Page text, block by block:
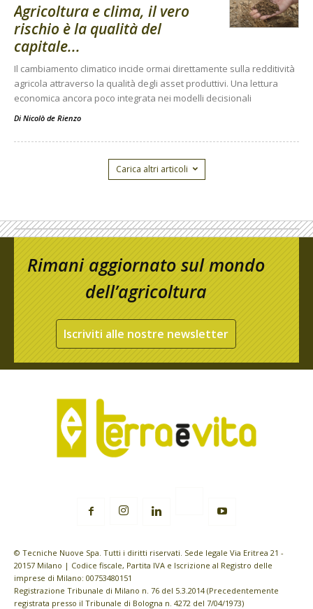
Agricoltura e clima, il vero
rischio è la qualità del
capitale...
Il cambiamento climatico incide ormai direttamente sulla redditività
agricola attraverso la qualità degli asset produttivi. Una lettura
economica ancora poco integrata nei modelli decisionali
Di Nicolò de Rienzo
Carica altri articoli
Rimani aggiornato sul mondo
dell’agricoltura
Iscriviti alle nostre newsletter
© Tecniche Nuove Spa. Tutti i diritti riservati. Sede legale Via Eritrea 21 -
20157 Milano | Codice fiscale, Partita IVA e Iscrizione al Registro delle
imprese di Milano: 00753480151
Registrazione Tribunale di Milano n. 76 del 5.3.2014 (Precedentemente
registrata presso il Tribunale di Bologna n. 4272 del 7/04/1973)